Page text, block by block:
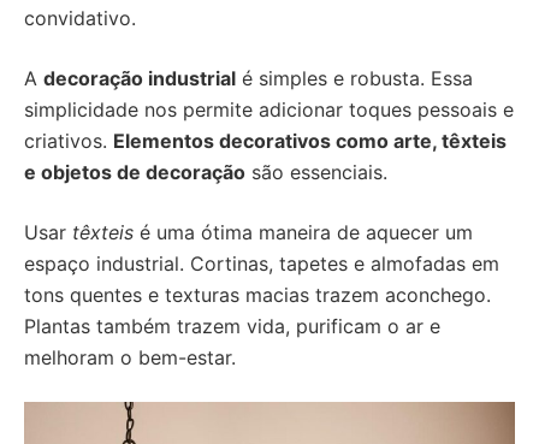
convidativo.
A decoração industrial é simples e robusta. Essa
simplicidade nos permite adicionar toques pessoais e
criativos. Elementos decorativos como arte, têxteis
e objetos de decoração são essenciais.
Usar têxteis é uma ótima maneira de aquecer um
espaço industrial. Cortinas, tapetes e almofadas em
tons quentes e texturas macias trazem aconchego.
Plantas também trazem vida, purificam o ar e
melhoram o bem-estar.